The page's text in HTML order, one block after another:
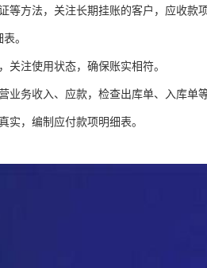
等方法，关注长期挂账的客户，应收
。
关注使用状态，确保账实相符。
业务收入、应款，检查出库单、入库单
实，编制应付款项明细表。